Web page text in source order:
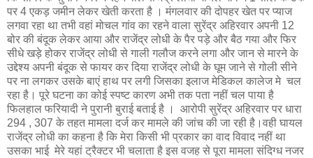
पर 4 एकड़ जमीन लेकर खेती करता है । मंगलवार की दोपहर खेत पर प्याज
लगवा रहा था तभी वहां मोचल गांव का रहने वाला सुरेंद्र अहिरवार अपनी 12
बोर की बंदूक लेकर आया और राजेंद्र लोधी के पैर पड़े और बैठ गया और फिर
सीधे खड़े होकर राजेंद्र लोधी से गाली गलौज करने लगा और जान से मारने के
उद्देश्य अपनी बंदूक से फायर कर दिया राजेंद्र लोधी के घूम जाने से गोली सीने
पर ना लगकर उसके बाएं हाथ पर लगी जिसका इलाज मेडिकल कालेज मे चल
रहा है। पूरे घटना का कोई स्पष्ट कारण अभी तक पता नहीं चल पाया है
फिलहाल फरियादी ने पुरानी बुराई बताई है । आरोपी सुरेंद्र अहिरवार पर धारा
294 , 307 के तहत मामला दर्ज कर मामले की जांच की जा रही है।वही घायल
राजेंद्र लोधी का कहना है कि मेरा किसी भी प्रकार का वाद विवाद नहीं था
उसका भाई मेरे यहां ट्रैक्टर भी चलाता है इस वजह से पूरा मामला संदिग्ध नजर